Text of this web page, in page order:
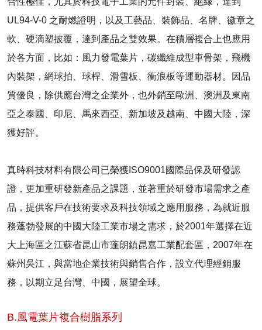
UL94-V-0 之耐燃證明，以及工藝品、裝飾品、名牌、徽章之
軟、硬滴塑披覆，達到產品之雙效果。在積層複合上也應用
於各方面，比如：風力發電葉片，碳纖維成型車骨架，飛機
內裝架，網球拍、球桿、滑雪板、衝浪板等運動器材。因品
質優良，除供應台灣之企業外，也外銷至歐洲、澳洲及東南
亞之泰國、印尼、馬來西亞、新加坡及越南、中國大陸，深
獲好評。
真時科技材料有限公司已榮獲ISO9001國際品保及研發認
證，更加重研發新產品之課題，並著重於研發市場需求之產
品，提供客戶在技術要求及科技領域之應用服務，為就近服
務蓬勃發展的中國大陸工業市場之需求，於2001年選擇在近
大上海區之江蘇省昆山市蓬朗鎮昆嘉工業配套區，2007年在
蘇州吳江，與當地企業技術與銷售合作，設立代理經銷服
務，以期立足台灣、中國，展望全球。
B.風電葉片複合樹脂系列